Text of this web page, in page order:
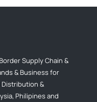
Supply Chain &
& Business for
&
Philipines and